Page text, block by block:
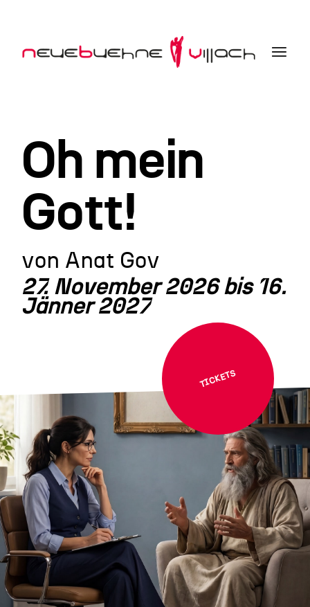
Oh mein
Gott!
von Anat Gov
27. November 2026 bis 16.
Jänner 2027
TICKETS